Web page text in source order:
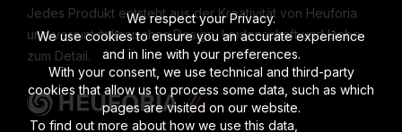
Jedes Produkt entsteht aus der Kreativität von Heuforia
und vereint italienisches Design, Leidenschaft und Liebe
zum Detail.
We respect your Privacy.
We use cookies to ensure you an accurate experience
and in line with your preferences.
With your consent, we use technical and third-party
cookies that allow us to process some data, such as which
pages are visited on our website.
To find out more about how we use this data,